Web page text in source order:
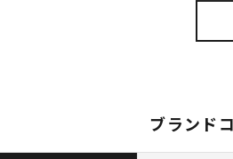
ブランド